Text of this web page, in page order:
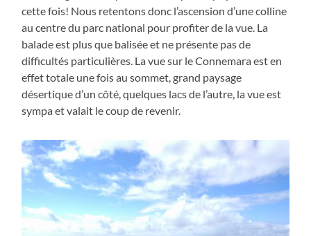
cette fois! Nous retentons donc l’ascension d’une colline
au centre du parc national pour profiter de la vue. La
balade est plus que balisée et ne présente pas de
difficultés particulières. La vue sur le Connemara est en
effet totale une fois au sommet, grand paysage
désertique d’un côté, quelques lacs de l’autre, la vue est
sympa et valait le coup de revenir.